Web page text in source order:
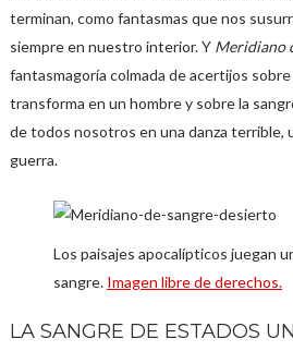
terminan, como fantasmas que nos
siempre en nuestro interior. Y Meridiano
fantasmagoría colmada de acertijos
transforma en un hombre y sobre la
de todos nosotros en una danza terrible,
guerra.
Los paisajes apocalípticos juegan
sangre. Imagen libre de derechos.
LA SANGRE DE ESTADOS